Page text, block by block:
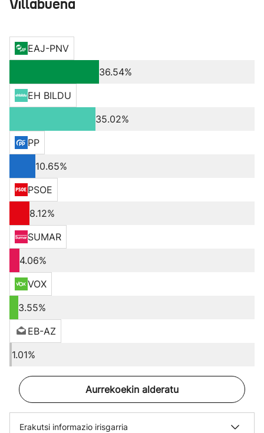
Villabuena
EAJ-PNV
36.54%
EH BILDU
35.02%
PP
10.65%
PSOE
8.12%
SUMAR
4.06%
VOX
3.55%
EB-AZ
1.01%
Aurrekoekin alderatu
Erakutsi informazio irisgarria